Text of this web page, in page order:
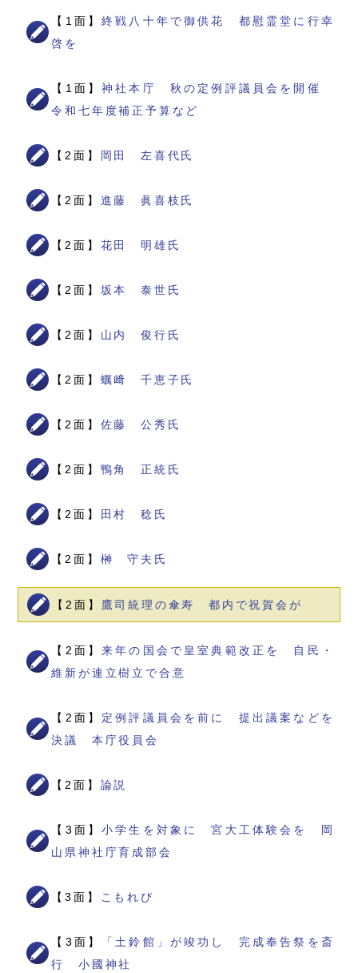
【1面】終戦八十年で御供花 都慰霊堂に行幸
啓を
【1面】神社本庁 秋の定例評議員会を開催
令和七年度補正予算など
【2面】 岡田 左喜代氏
【2面】 進藤 眞喜枝氏
【2面】 花田 明雄氏
【2面】 坂本 泰世氏
【2面】 山内 俊行氏
【2面】 蠣﨑 千恵子氏
【2面】 佐藤 公秀氏
【2面】 鴨角 正統氏
【2面】 田村 稔氏
【2面】 榊 守夫氏
【2面】 鷹司統理の傘寿 都内で祝賀会が
【2面】来年の国会で皇室典範改正を 自民・
維新が連立樹立で合意
【2面】 定例評議員会を前に 提出議案などを
決議 本庁役員会
【2面】 論説
【3面】小学生を対象に 宮大工体験会を 岡
山県神社庁育成部会
【3面】 こもれび
【3面】
「土鈴館」が竣功し 完成奉告祭を斎
行 小國神社